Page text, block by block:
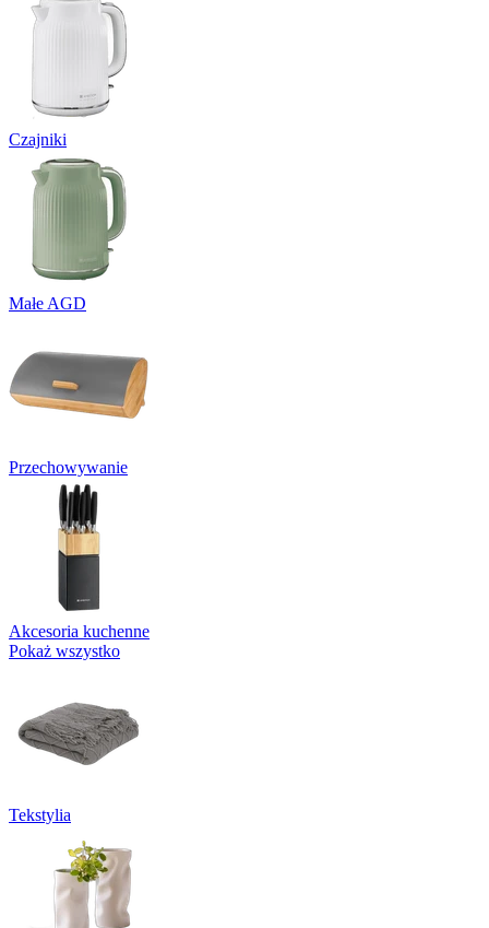
Czajniki
Małe AGD
Przechowywanie
Akcesoria kuchenne
Pokaż wszystko
Tekstylia